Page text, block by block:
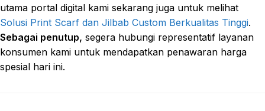
utama portal digital kami sekarang juga untuk melihat
Solusi Print Scarf dan Jilbab Custom Berkualitas Tinggi.
Sebagai penutup, segera hubungi representatif layanan
konsumen kami untuk mendapatkan penawaran harga
spesial hari ini.